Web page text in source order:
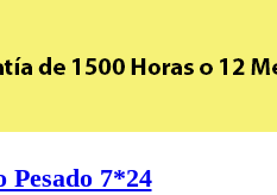
Pesado 7*24